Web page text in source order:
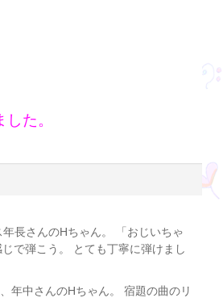
た。
長さんのHちゃん。 「おじいちゃ
で弾こう。 とても丁寧に弾けまし
年中さんのHちゃん。 宿題の曲のリ